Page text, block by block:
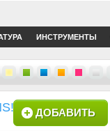
ИНСТРУМЕНТЫ
ДОБАВИТЬ